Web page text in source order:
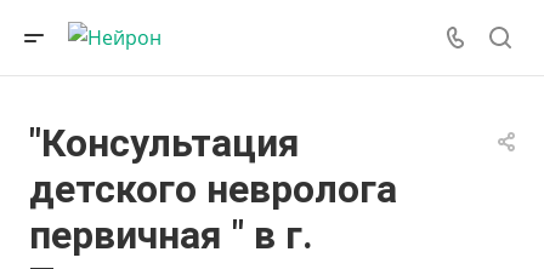
"Консультация
детского невролога
первичная " в г.